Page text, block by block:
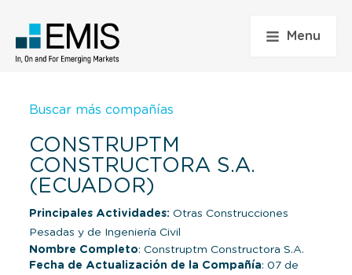
Menu
Buscar más compañías
CONSTRUPTM
CONSTRUCTORA S.A.
(ECUADOR)
Principales Actividades: Otras Construcciones
Pesadas y de Ingeniería Civil
Nombre Completo: Construptm Constructora S.A.
Fecha de Actualización de la Compañía: 07 de